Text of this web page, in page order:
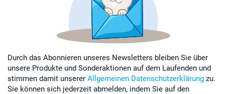
Durch das Abonnieren unseres Newsletters bleiben Sie über
unsere Produkte und Sonderaktionen auf dem Laufenden und
stimmen damit unserer Allgemeinen Datenschutzerklärung zu.
Sie können sich jederzeit abmelden, indem Sie auf den